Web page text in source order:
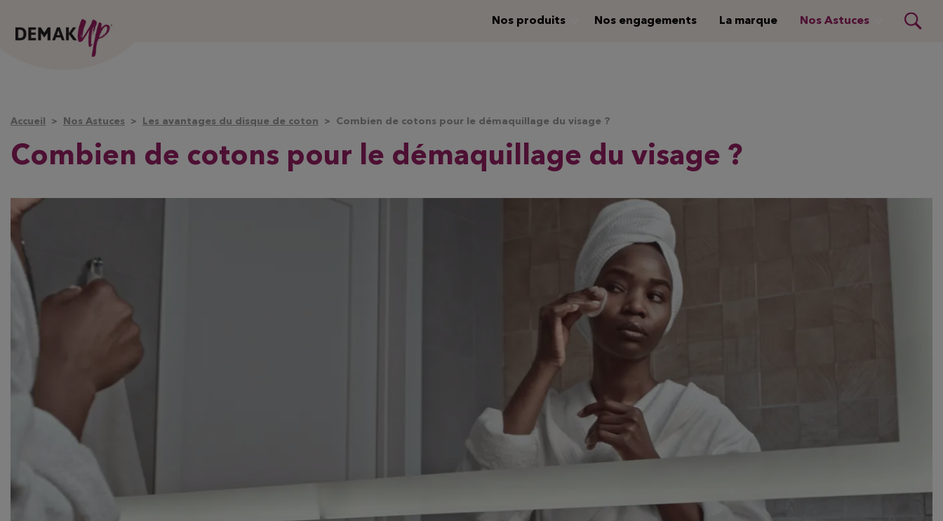
Nos produits Nos engagements La marque Nos Astuces
Accueil Nos Astuces Les avantages du disque de coton Combien de cotons pour le démaquillage du visage ?
Combien de cotons pour le démaquillage du visage ?